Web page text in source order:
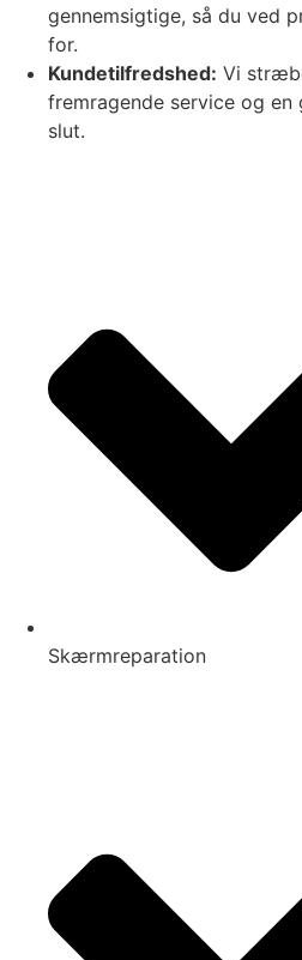
gennemsigtige, så du ved
for.
Kundetilfredshed: Vi
fremragende service og
slut.
Skærmreparation